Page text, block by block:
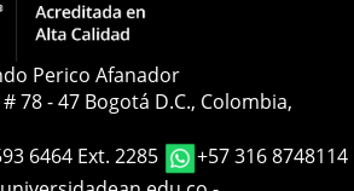
Perico Afanador
78 - 47 Bogotá D.C., Colombia,
6464 Ext. 2285
+57 316 8748114